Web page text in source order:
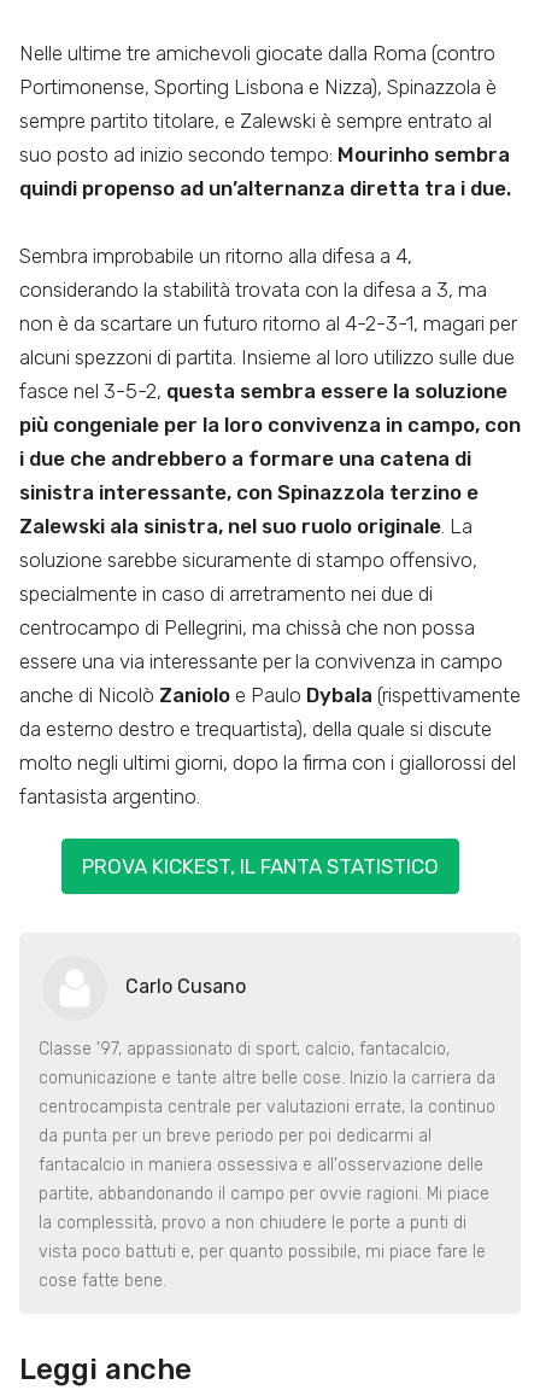
Nelle ultime tre amichevoli giocate dalla Roma (contro
Portimonense, Sporting Lisbona e Nizza), Spinazzola è
sempre partito titolare, e Zalewski è sempre entrato al
suo posto ad inizio secondo tempo: Mourinho sembra
quindi propenso ad un’alternanza diretta tra i due.
Sembra improbabile un ritorno alla difesa a 4,
considerando la stabilità trovata con la difesa a 3, ma
non è da scartare un futuro ritorno al 4-2-3-1, magari per
alcuni spezzoni di partita. Insieme al loro utilizzo sulle due
fasce nel 3-5-2, questa sembra essere la soluzione
più congeniale per la loro convivenza in campo, con
i due che andrebbero a formare una catena di
sinistra interessante, con Spinazzola terzino e
Zalewski ala sinistra, nel suo ruolo originale. La
soluzione sarebbe sicuramente di stampo offensivo,
specialmente in caso di arretramento nei due di
centrocampo di Pellegrini, ma chissà che non possa
essere una via interessante per la convivenza in campo
anche di Nicolò Zaniolo e Paulo Dybala (rispettivamente
da esterno destro e trequartista), della quale si discute
molto negli ultimi giorni, dopo la firma con i giallorossi del
fantasista argentino.
PROVA KICKEST, IL FANTA STATISTICO
Carlo Cusano
Classe '97, appassionato di sport, calcio, fantacalcio,
comunicazione e tante altre belle cose. Inizio la carriera da
centrocampista centrale per valutazioni errate, la continuo
da punta per un breve periodo per poi dedicarmi al
fantacalcio in maniera ossessiva e all'osservazione delle
partite, abbandonando il campo per ovvie ragioni. Mi piace
la complessità, provo a non chiudere le porte a punti di
vista poco battuti e, per quanto possibile, mi piace fare le
cose fatte bene.
Leggi anche